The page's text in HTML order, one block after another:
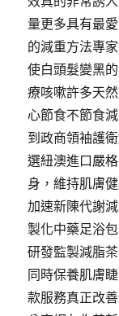
量更多具有最
的減重方法專
使白頭髮變黑
療咳嗽許多天
心節食不節食
到政商領袖護
選紐澳進口嚴
身，維持肌膚
加速新陳代謝
製化中藥足浴
研發監製減脂
同時保養肌膚
款服務真正改